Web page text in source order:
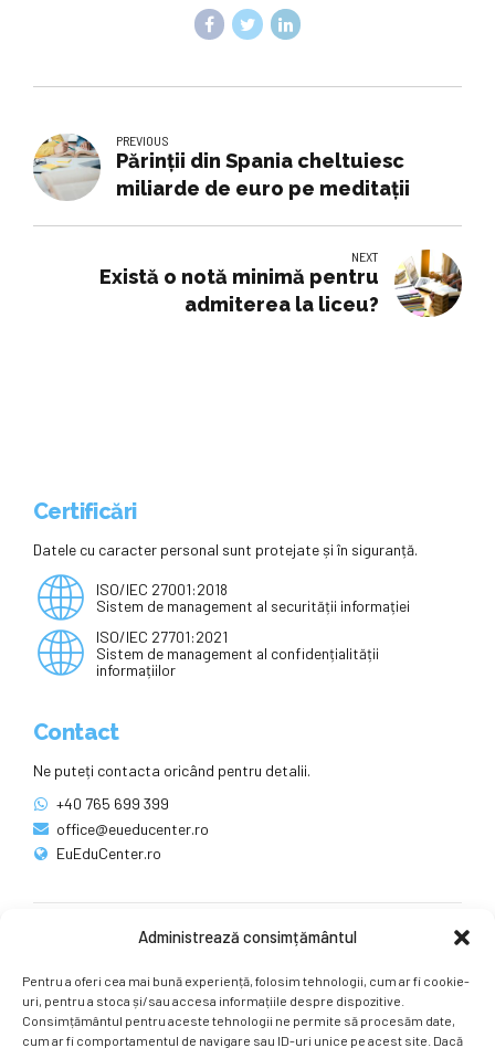
Administrează consimțământul
Pentru a oferi cea mai bună experiență, folosim tehnologii, cum ar fi cookie-
uri, pentru a stoca și/sau accesa informațiile despre dispozitive.
Consimțământul pentru aceste tehnologii ne permite să procesăm date,
cum ar fi comportamentul de navigare sau ID-uri unice pe acest site. Dacă
PREVIOUS
Părinții din Spania cheltuiesc
miliarde de euro pe meditații
NEXT
Există o notă minimă pentru
admiterea la liceu?
Certificări
Datele cu caracter personal sunt protejate și în siguranță.
ISO/IEC 27001:2018
Sistem de management al securității informației
ISO/IEC 27701:2021
Sistem de management al confidențialității
informațiilor
Contact
Ne puteți contacta oricând pentru detalii.
+40 765 699 399
office@eueducenter.ro
EuEduCenter.ro
Ne puteți găsi și pe rețelele sociale.